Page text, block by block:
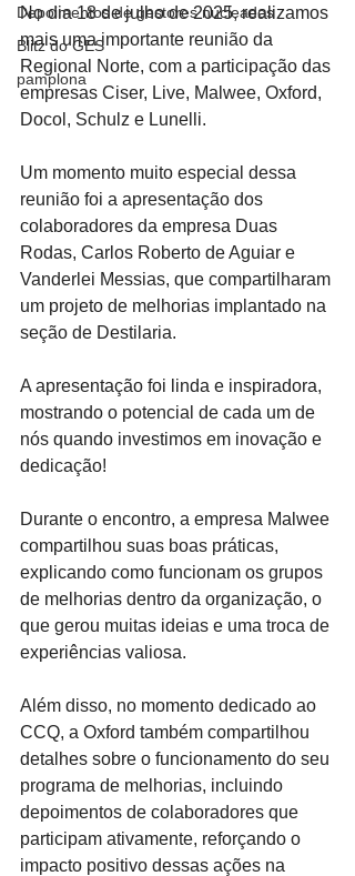
Depoimentos de gestores nucleados
Blitz do GES
pamplona
No dia 18 de julho de 2025, realizamos
mais uma importante reunião da
Regional Norte, com a participação das
empresas Ciser, Live, Malwee, Oxford,
Docol, Schulz e Lunelli.
Um momento muito especial dessa
reunião foi a apresentação dos
colaboradores da empresa Duas
Rodas, Carlos Roberto de Aguiar e
Vanderlei Messias, que compartilharam
um projeto de melhorias implantado na
seção de Destilaria.
A apresentação foi linda e inspiradora,
mostrando o potencial de cada um de
nós quando investimos em inovação e
dedicação!
Durante o encontro, a empresa Malwee
compartilhou suas boas práticas,
explicando como funcionam os grupos
de melhorias dentro da organização, o
que gerou muitas ideias e uma troca de
experiências valiosa.
Além disso, no momento dedicado ao
CCQ, a Oxford também compartilhou
detalhes sobre o funcionamento do seu
programa de melhorias, incluindo
depoimentos de colaboradores que
participam ativamente, reforçando o
impacto positivo dessas ações na